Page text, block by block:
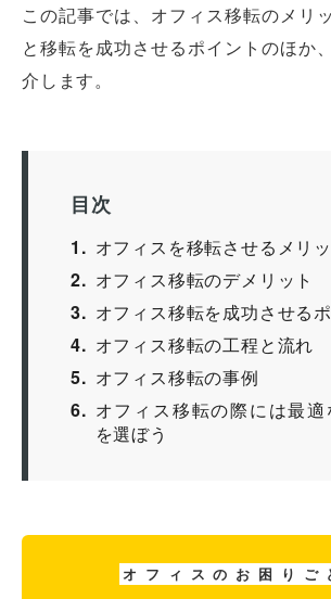
この記事では、オフィス移転のメリ
と移転を成功させるポイントのほか
介します。
目次
1
オフィスを移転させるメリ
2
オフィス移転のデメリット
3
オフィス移転を成功させる
4
オフィス移転の工程と流れ
5
オフィス移転の事例
6
オフィス移転の際には最
を選ぼう
オ フ ィ ス の お 困 り ご